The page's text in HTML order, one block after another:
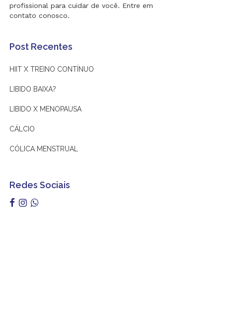
profissional para cuidar de você. Entre em
contato conosco.
Post Recentes
HIIT X TREINO CONTÍNUO
LIBIDO BAIXA?
LIBIDO X MENOPAUSA
CÁLCIO
CÓLICA MENSTRUAL
Redes Sociais